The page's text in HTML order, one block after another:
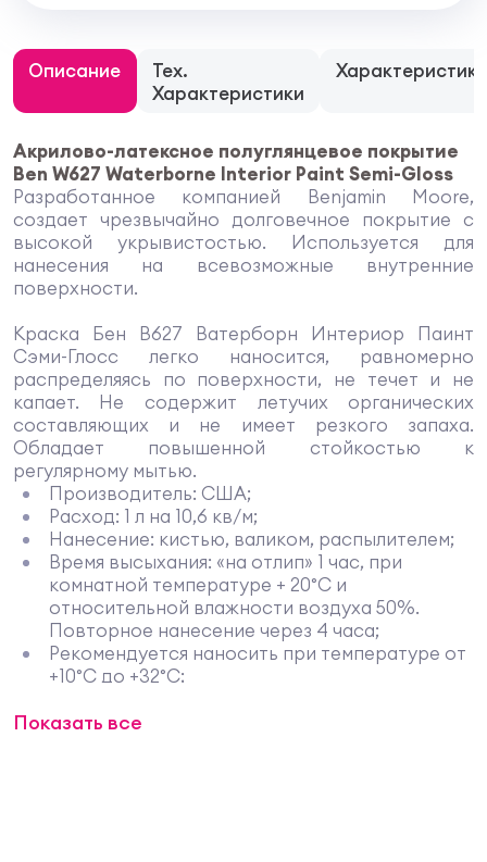
Описание
Тех.
Характеристики
Характеристики
Акрилово-латексное полуглянцевое покрытие
Ben W627 Waterborne Interior Paint Semi-Gloss
Разработанное компанией Benjamin Moore,
создает чрезвычайно долговечное покрытие с
высокой укрывистостью. Используется для
нанесения на всевозможные внутренние
поверхности.
Краска Бен В627 Ватерборн Интериор Паинт
Сэми-Глосс легко наносится, равномерно
распределяясь по поверхности, не течет и не
капает. Не содержит летучих органических
составляющих и не имеет резкого запаха.
Обладает повышенной стойкостью к
регулярному мытью.
Производитель: США;
Расход: 1 л на 10,6 кв/м;
Нанесение: кистью, валиком, распылителем;
Время высыхания: «на отлип» 1 час, при
комнатной температуре + 20°C и
относительной влажности воздуха 50%.
Повторное нанесение через 4 часа;
Рекомендуется наносить при температуре от
+10°С до +32°С;
только колорантами на водной основе
Показать все